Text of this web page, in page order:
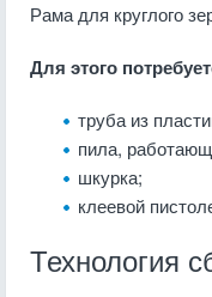
Рама для круглого
Для этого
труба из
пила,
шкурка;
клеевой
Технология